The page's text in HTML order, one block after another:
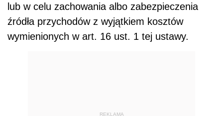
lub w celu zachowania albo zabezpieczenia
źródła przychodów z wyjątkiem kosztów
wymienionych w art. 16 ust. 1 tej ustawy.
REKLAMA